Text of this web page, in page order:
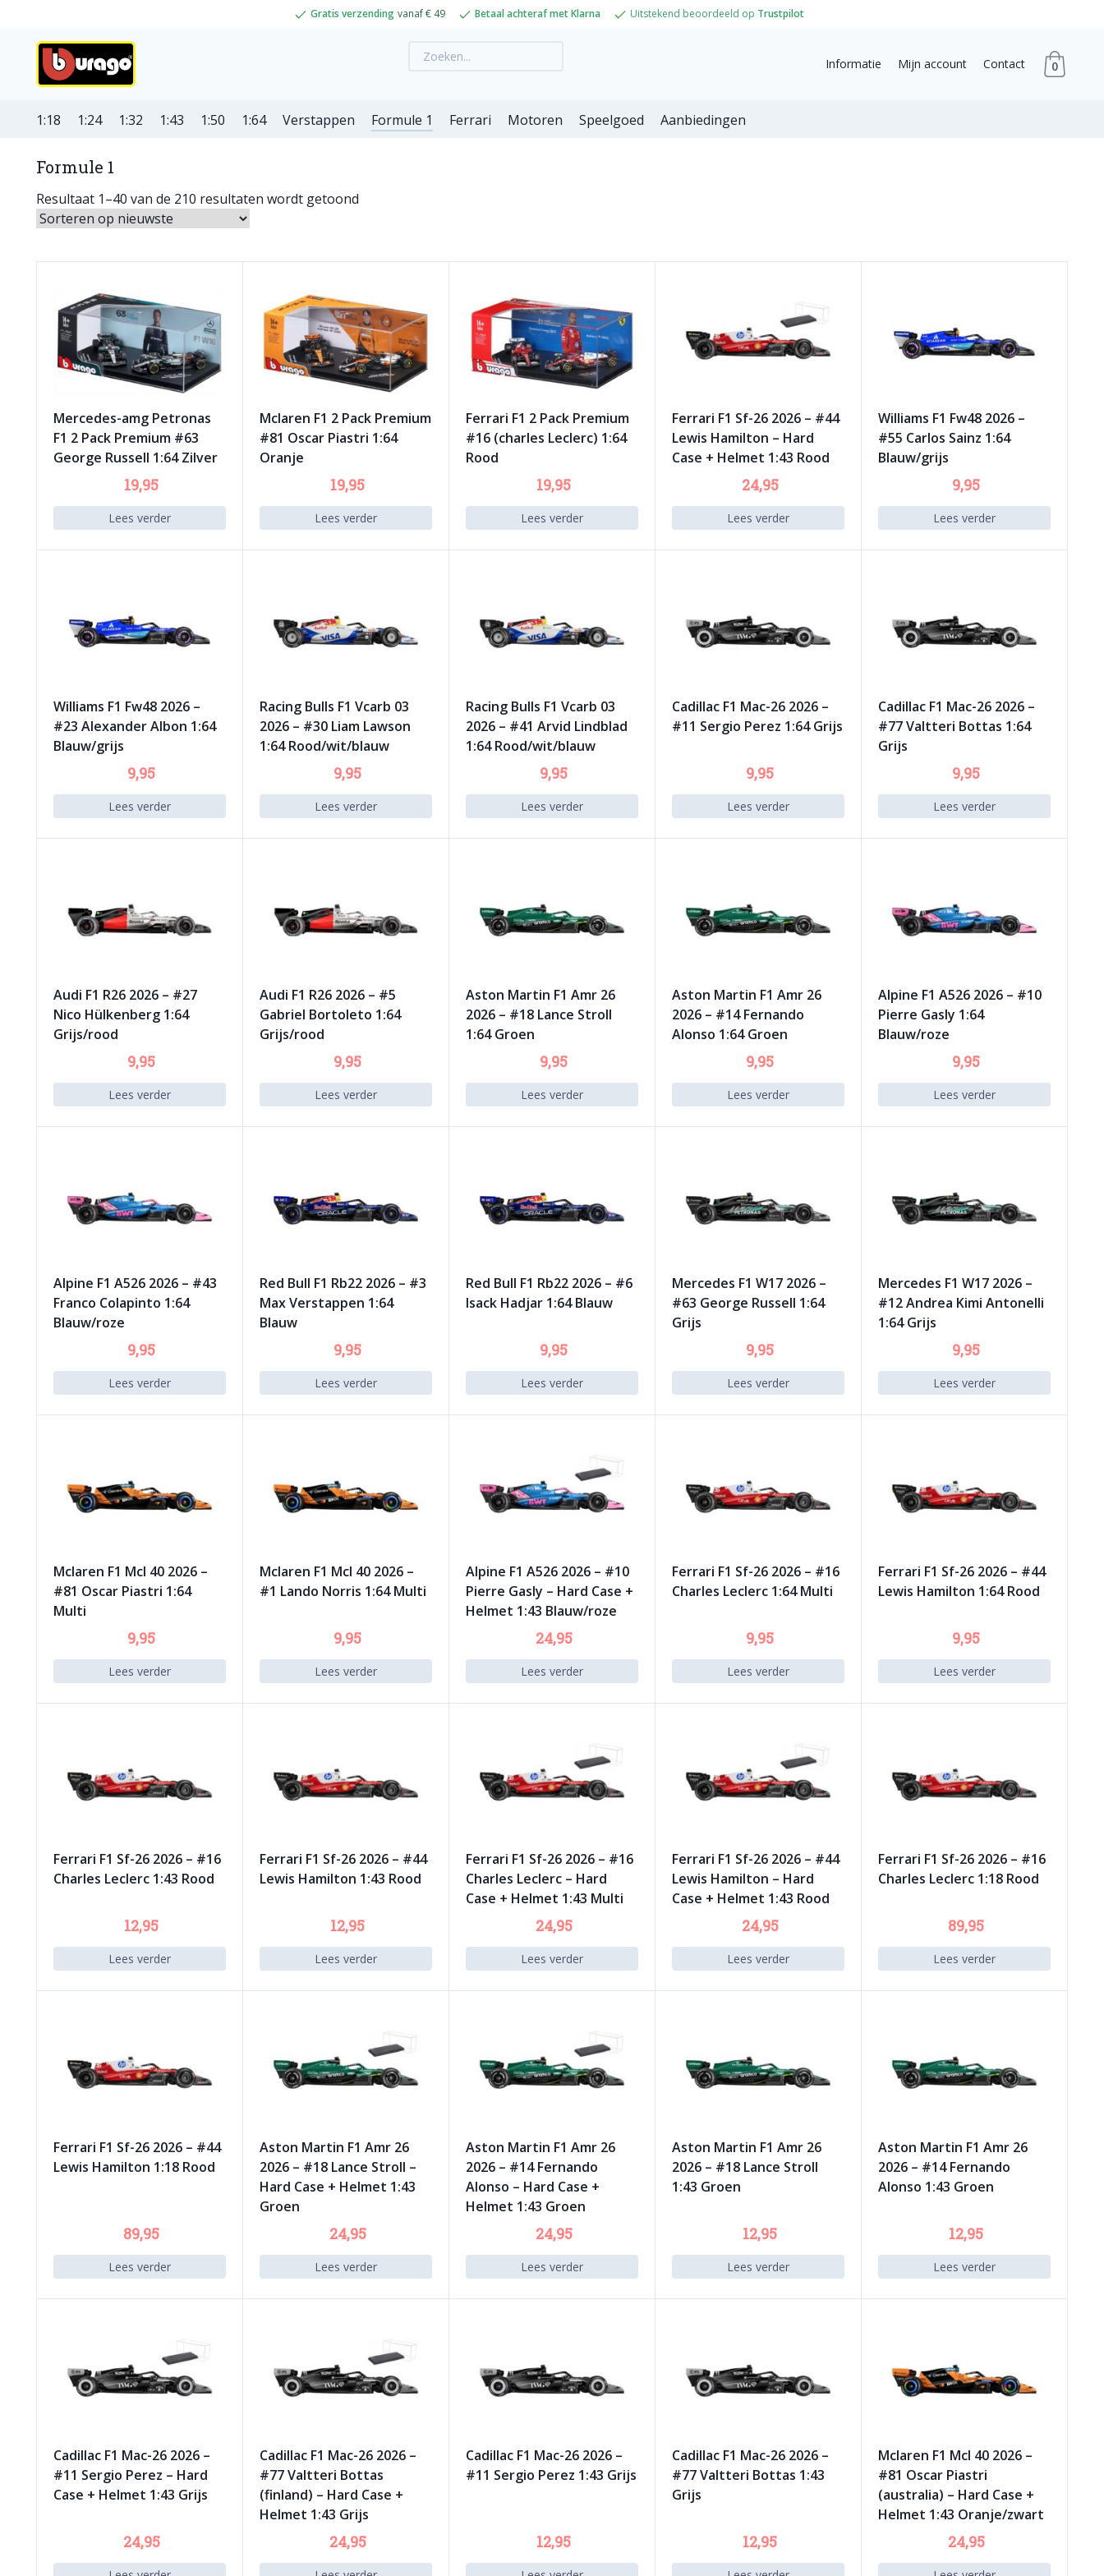
Gratis verzending vanaf € 49 Betaal achteraf met Klarna Uitstekend beoordeeld op Trustpilot
Informatie Mijn account Contact 0
1:18 1:24 1:32 1:43 1:50 1:64 Verstappen Formule 1 Ferrari Motoren Speelgoed Aanbiedingen
Formule 1
Resultaat 1–40 van de 210 resultaten wordt getoond
Mercedes-amg Petronas
F1 2 Pack Premium #63
George Russell 1:64 Zilver
19,95
Lees verder
Mclaren F1 2 Pack Premium
#81 Oscar Piastri 1:64
Oranje
19,95
Lees verder
Ferrari F1 2 Pack Premium
#16 (charles Leclerc) 1:64
Rood
19,95
Lees verder
Ferrari F1 Sf-26 2026 – #44
Lewis Hamilton – Hard
Case + Helmet 1:43 Rood
24,95
Lees verder
Williams F1 Fw48 2026 –
#55 Carlos Sainz 1:64
Blauw/grijs
9,95
Lees verder
Williams F1 Fw48 2026 –
#23 Alexander Albon 1:64
Blauw/grijs
9,95
Lees verder
Racing Bulls F1 Vcarb 03
2026 – #30 Liam Lawson
1:64 Rood/wit/blauw
9,95
Lees verder
Racing Bulls F1 Vcarb 03
2026 – #41 Arvid Lindblad
1:64 Rood/wit/blauw
9,95
Lees verder
Cadillac F1 Mac-26 2026 –
#11 Sergio Perez 1:64 Grijs
9,95
Lees verder
Cadillac F1 Mac-26 2026 –
#77 Valtteri Bottas 1:64
Grijs
9,95
Lees verder
Audi F1 R26 2026 – #27
Nico Hülkenberg 1:64
Grijs/rood
9,95
Lees verder
Audi F1 R26 2026 – #5
Gabriel Bortoleto 1:64
Grijs/rood
9,95
Lees verder
Aston Martin F1 Amr 26
2026 – #18 Lance Stroll
1:64 Groen
9,95
Lees verder
Aston Martin F1 Amr 26
2026 – #14 Fernando
Alonso 1:64 Groen
9,95
Lees verder
Alpine F1 A526 2026 – #10
Pierre Gasly 1:64
Blauw/roze
9,95
Lees verder
Alpine F1 A526 2026 – #43
Franco Colapinto 1:64
Blauw/roze
9,95
Lees verder
Red Bull F1 Rb22 2026 – #3
Max Verstappen 1:64
Blauw
9,95
Lees verder
Red Bull F1 Rb22 2026 – #6
Isack Hadjar 1:64 Blauw
9,95
Lees verder
Mercedes F1 W17 2026 –
#63 George Russell 1:64
Grijs
9,95
Lees verder
Mercedes F1 W17 2026 –
#12 Andrea Kimi Antonelli
1:64 Grijs
9,95
Lees verder
Mclaren F1 Mcl 40 2026 –
#81 Oscar Piastri 1:64
Multi
9,95
Lees verder
Mclaren F1 Mcl 40 2026 –
#1 Lando Norris 1:64 Multi
9,95
Lees verder
Alpine F1 A526 2026 – #10
Pierre Gasly – Hard Case +
Helmet 1:43 Blauw/roze
24,95
Lees verder
Ferrari F1 Sf-26 2026 – #16
Charles Leclerc 1:64 Multi
9,95
Lees verder
Ferrari F1 Sf-26 2026 – #44
Lewis Hamilton 1:64 Rood
9,95
Lees verder
Ferrari F1 Sf-26 2026 – #16
Charles Leclerc 1:43 Rood
12,95
Lees verder
Ferrari F1 Sf-26 2026 – #44
Lewis Hamilton 1:43 Rood
12,95
Lees verder
Ferrari F1 Sf-26 2026 – #16
Charles Leclerc – Hard
Case + Helmet 1:43 Multi
24,95
Lees verder
Ferrari F1 Sf-26 2026 – #44
Lewis Hamilton – Hard
Case + Helmet 1:43 Rood
24,95
Lees verder
Ferrari F1 Sf-26 2026 – #16
Charles Leclerc 1:18 Rood
89,95
Lees verder
Ferrari F1 Sf-26 2026 – #44
Lewis Hamilton 1:18 Rood
89,95
Lees verder
Aston Martin F1 Amr 26
2026 – #18 Lance Stroll –
Hard Case + Helmet 1:43
Groen
24,95
Lees verder
Aston Martin F1 Amr 26
2026 – #14 Fernando
Alonso – Hard Case +
Helmet 1:43 Groen
24,95
Lees verder
Aston Martin F1 Amr 26
2026 – #18 Lance Stroll
1:43 Groen
12,95
Lees verder
Aston Martin F1 Amr 26
2026 – #14 Fernando
Alonso 1:43 Groen
12,95
Lees verder
Cadillac F1 Mac-26 2026 –
#11 Sergio Perez – Hard
Case + Helmet 1:43 Grijs
24,95
Cadillac F1 Mac-26 2026 –
#77 Valtteri Bottas
(finland) – Hard Case +
Helmet 1:43 Grijs
24,95
Cadillac F1 Mac-26 2026 –
#11 Sergio Perez 1:43 Grijs
12,95
Cadillac F1 Mac-26 2026 –
#77 Valtteri Bottas 1:43
Grijs
12,95
Mclaren F1 Mcl 40 2026 –
#81 Oscar Piastri
(australia) – Hard Case +
Helmet 1:43 Oranje/zwart
24,95